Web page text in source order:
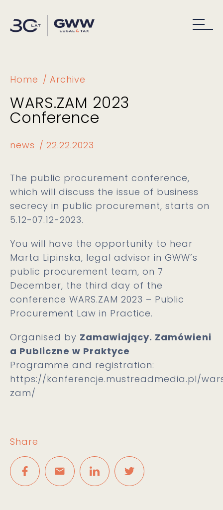
Home Archive
WARS.ZAM 2023
Conference
news 22.22.2023
The public procurement conference,
which will discuss the issue of business
secrecy in public procurement, starts on
5.12-07.12-2023.
You will have the opportunity to hear
Marta Lipinska, legal advisor in GWW’s
public procurement team, on 7
December, the third day of the
conference WARS.ZAM 2023 – Public
Procurement Law in Practice.
Organised by Zamawiający. Zamówieni
a Publiczne w Praktyce
Programme and registration:
https://konferencje.mustreadmedia.pl/
zam/
Share